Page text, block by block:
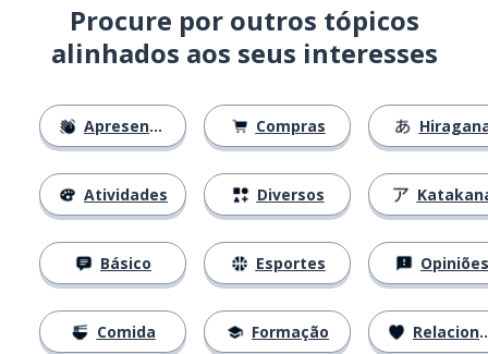
Procure por outros tópicos
alinhados aos seus interesses
Apresentações
Atividades
Básico
Comida
Compras
Diversos
Esportes
Formação
Opiniões
Relacionamentos